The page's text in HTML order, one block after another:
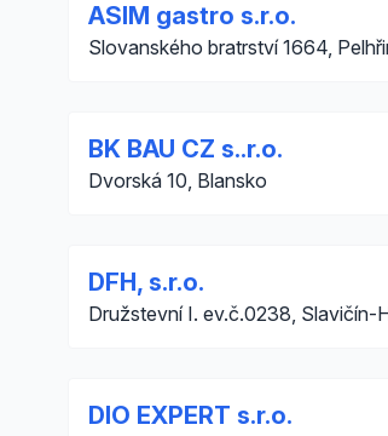
ASIM gastro s.r.o.
Slovanského bratrství 1664,
BK BAU CZ s..r.o.
Dvorská 10, Blansko
DFH, s.r.o.
Družstevní I. ev.č.0238, Slavičín-
DIO EXPERT s.r.o.